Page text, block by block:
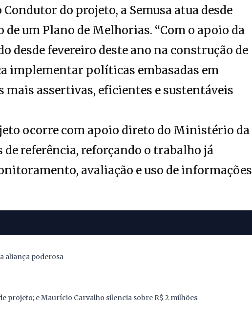
do projeto, a Semusa atua desde
um Plano de Melhorias. “Com o apoio da
desde fevereiro deste ano na construção de
implementar políticas embasadas em
mais assertivas, eficientes e sustentáveis
ocorre com apoio direto do Ministério da
referência, reforçando o trabalho já
avaliação e uso de informações
aliança poderosa
projeto; e Maurício Carvalho silencia sobre R$ 2 milhões